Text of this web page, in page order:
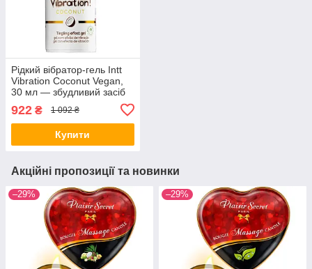
Рідкий вібратор-гель Intt
Vibration Coconut Vegan,
30 мл — збудливий засіб
зі смаком кокоса, екстракт
джамбу, ефект тепла та
пульс
922 ₴ 1 092 ₴
Купити
Акційні пропозиції та новинки
–29% –29%